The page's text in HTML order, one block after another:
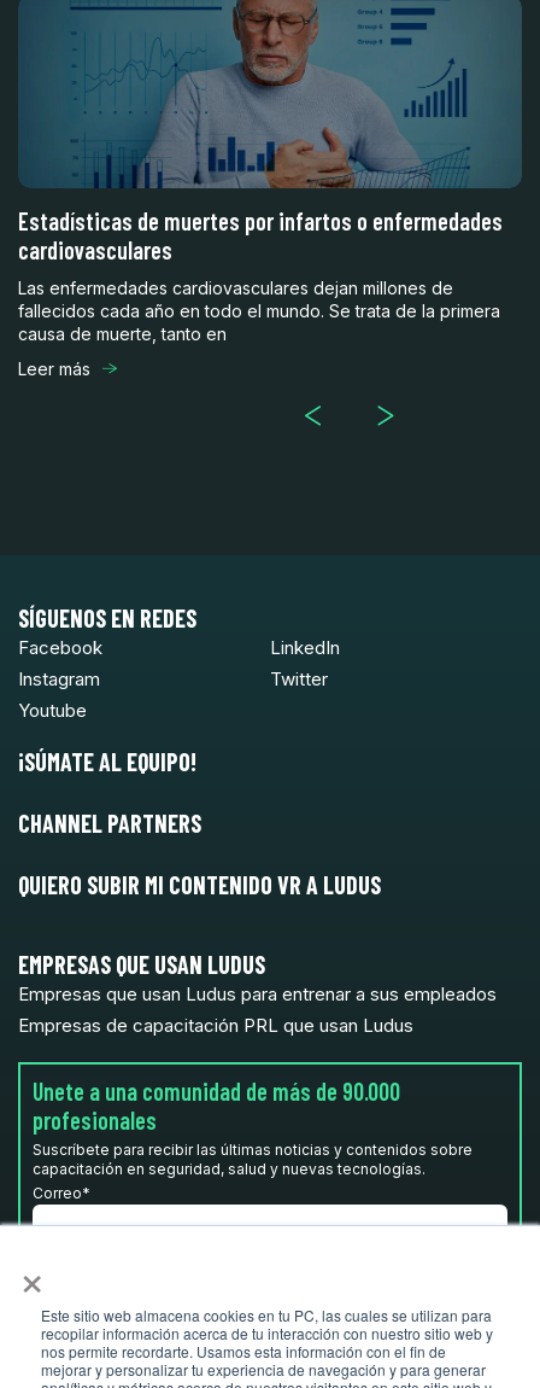
×
Este sitio web almacena cookies en tu PC, las cuales se utilizan para
recopilar información acerca de tu interacción con nuestro sitio web y
nos permite recordarte. Usamos esta información con el fin de
mejorar y personalizar tu experiencia de navegación y para generar
Estadísticas de muertes por infartos o enfermedades
cardiovasculares
Las enfermedades cardiovasculares dejan millones de
fallecidos cada año en todo el mundo. Se trata de la primera
causa de muerte, tanto en
Leer más
SÍGUENOS EN REDES
Facebook
LinkedIn
Instagram
Twitter
Youtube
¡SÚMATE AL EQUIPO!
CHANNEL PARTNERS
QUIERO SUBIR MI CONTENIDO VR A LUDUS
EMPRESAS QUE USAN LUDUS
Empresas que usan Ludus para entrenar a sus empleados
Empresas de capacitación PRL que usan Ludus
Unete a una comunidad de más de 90.000
profesionales
Suscríbete para recibir las últimas noticias y contenidos sobre
capacitación en seguridad, salud y nuevas tecnologías.
Correo*